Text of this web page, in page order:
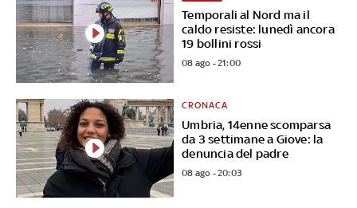
Temporali al Nord ma il
caldo resiste: lunedì ancora
19 bollini rossi
08 ago - 21:00
Umbria, 14enne scomparsa
da 3 settimane a Giove: la
denuncia del padre
CRONACA
08 ago - 20:03